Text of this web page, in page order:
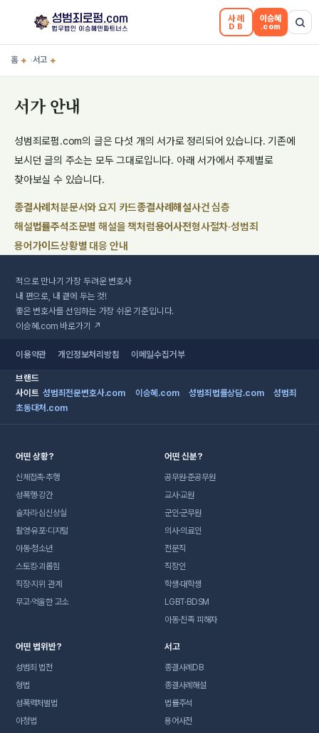
사례
DB
이승혜
.com
홈 + ›서고 +
서가 안내
성범죄로펌.com의 글은 다섯 개의 서가로 정리되어 있습니다. 기존에
보시던 글의 주소는 모두 그대로입니다. 아래 서가에서 주제별로
찾아보실 수 있습니다.
종결사례처분문서와 요지 카드종결사례해설사건 심층
해설법률주석조문별 해설을 책처럼용어사전형사절차·성범죄
용어가이드상황별 대응 안내
적으로 만나기가장 두려운변호사
내 편으로, 내 곁에 두는 것!
좋은 변호사를 선임하는 가장 쉬운 기준입니다.
이승혜.com 바로가기 ↗
이용약관 개인정보처리방침 이메일수집거부
브랜드
사이트 성범죄전문변호사.com 이승혜.com 성범죄법률상담.com
성범죄
초동대처.com
어떤 상황?
신체접촉·추행
성폭행·강간
술자리·심신상실
촬영·유포·디지털
아동·청소년
스토킹·괴롭힘
직장·지위 관계
무고·억울한 고소
어떤 신분?
공무원·준공무원
교사·교원
군인·군무원
의사·의료인
전문직
직장인
학생·대학생
LGBT·BDSM
아동·친족 피해자
어떤 법위반?
성범죄 법전
형법
성폭력처벌법
아청법
서고
종결사례DB
종결사례해설
법률주석
용어사전